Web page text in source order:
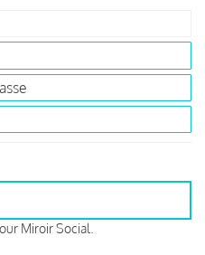
Miroir Social.